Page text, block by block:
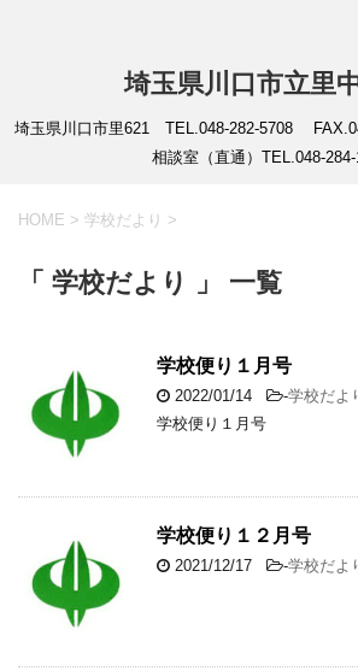
埼玉県川口市立里
埼玉県川口市里621 TEL.048-282-5708
相談室（直通）TEL.048-284-
HOME > 学校だより >
「 学校だより 」 一覧
学校便り１月号
2022/01/14 -学校だよ
学校便り１月号
学校便り１２月号
2021/12/17 -学校だよ